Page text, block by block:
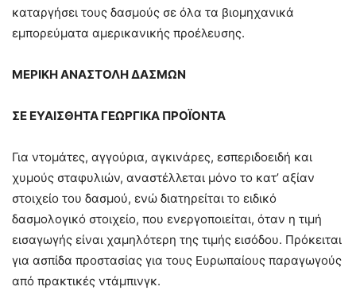
καταργήσει τους δασμούς σε όλα τα βιομηχανικά
εμπορεύματα αμερικανικής προέλευσης.
ΜΕΡΙΚΗ ΑΝΑΣΤΟΛΗ ΔΑΣΜΩΝ
ΣΕ ΕΥΑΙΣΘΗΤΑ ΓΕΩΡΓΙΚΑ ΠΡΟΪΟΝΤΑ
Για ντομάτες, αγγούρια, αγκινάρες, εσπεριδοειδή και
χυμούς σταφυλιών, αναστέλλεται μόνο το κατ’ αξίαν
στοιχείο του δασμού, ενώ διατηρείται το ειδικό
δασμολογικό στοιχείο, που ενεργοποιείται, όταν η τιμή
εισαγωγής είναι χαμηλότερη της τιμής εισόδου. Πρόκειται
για ασπίδα προστασίας για τους Ευρωπαίους παραγωγούς
από πρακτικές ντάμπινγκ.